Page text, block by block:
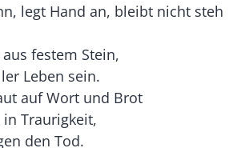
legt Hand an, bleibt nicht steh
festem Stein,
Leben sein.
auf Wort und Brot
Traurigkeit,
den Tod.